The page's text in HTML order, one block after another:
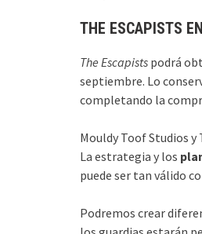
THE ESCAPISTS
The Escapists podrá
septiembre. Lo
completando la
Mouldy Toof Studios
La estrategia y los
puede ser tan válido
Podremos crear